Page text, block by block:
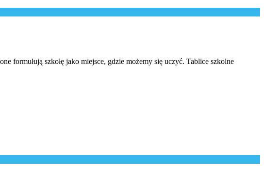
formułują szkołę jako miejsce, gdzie możemy się uczyć. Tablice szkolne